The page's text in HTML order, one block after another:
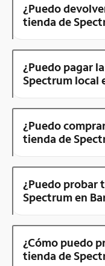
¿Puedo
tienda de
¿Puedo pagar
Spectrum local
¿Puedo
tienda de
¿Puedo probar
Spectrum en
¿Cómo puedo
tienda de